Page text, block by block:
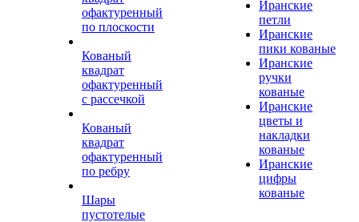
офактуренный
по плоскости
Кованый
квадрат
офактуренный
с рассечкой
Кованый
квадрат
офактуренный
по ребру
Шары
пустотелые
Иранские
петли
Иранские
пики кованые
Иранские
ручки
кованые
Иранские
цветы и
накладки
кованые
Иранские
цифры
кованые